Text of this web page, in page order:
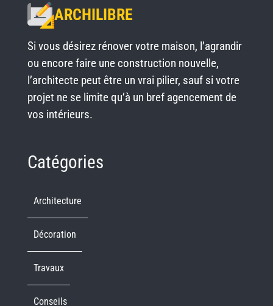
ARCHILIBRE
Si vous désirez rénover votre maison, l’agrandir
ou encore faire une construction nouvelle,
l’architecte peut être un vrai pilier, sauf si votre
projet ne se limite qu’à un bref agencement de
vos intérieurs.
Catégories
Architecture
Décoration
Travaux
Conseils